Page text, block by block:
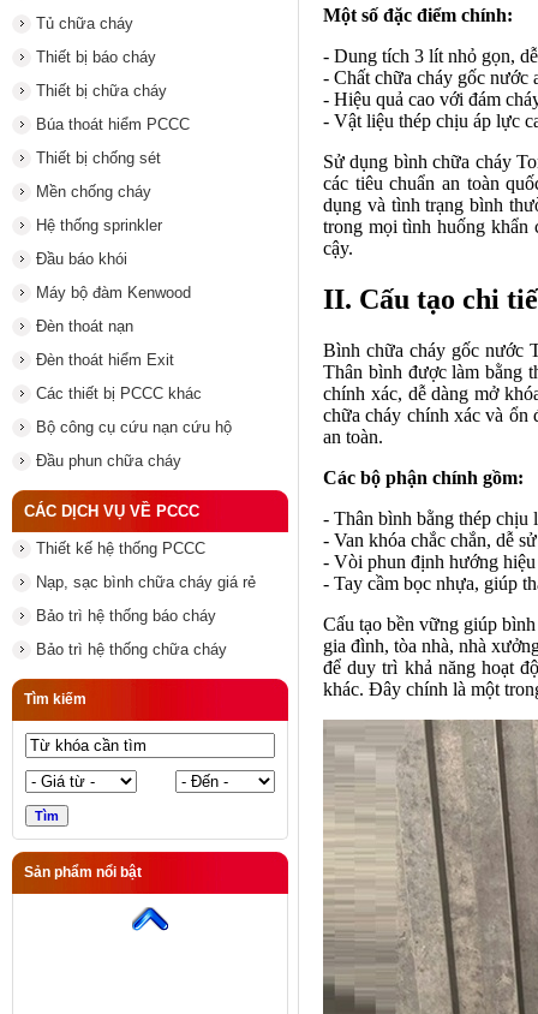
Tủ chữa cháy
Thiết bị báo cháy
Thiết bị chữa cháy
Búa thoát hiểm PCCC
Thiết bị chống sét
Mền chống cháy
Hệ thống sprinkler
Đầu báo khói
Máy bộ đàm Kenwood
Đèn thoát nạn
Đèn thoát hiểm Exit
Các thiết bị PCCC khác
Bộ công cụ cứu nạn cứu hộ
Đầu phun chữa cháy
CÁC DỊCH VỤ VỀ PCCC
Thiết kế hệ thống PCCC
Nạp, sạc bình chữa cháy giá rẻ
Bảo trì hệ thống báo cháy
Bảo trì hệ thống chữa cháy
Tìm kiếm
Sản phẩm nổi bật
Trung tâm báo cháy 10 kênh
Yunyang (mã hàng YF-1G-
10L) ABS
Một số đặc điểm chính:
- Dung tích 3 lít nhỏ gọn,
- Chất chữa cháy gốc nước
- Hiệu quả cao với đám
- Vật liệu thép chịu áp lực
Sử dụng bình chữa cháy
các tiêu chuẩn an toàn
dụng và tình trạng bình
trong mọi tình huống khẩn
cậy.
II. Cấu tạo chi
Bình chữa cháy gốc nước
Thân bình được làm bằng
chính xác, dễ dàng mở
chữa cháy chính xác và ổn
an toàn.
Các bộ phận chính gồm:
- Thân bình bằng thép chịu
- Van khóa chắc chắn, dễ
- Vòi phun định hướng
- Tay cầm bọc nhựa, giúp
Cấu tạo bền vững giúp
gia đình, tòa nhà, nhà
để duy trì khả năng hoạt
khác. Đây chính là một